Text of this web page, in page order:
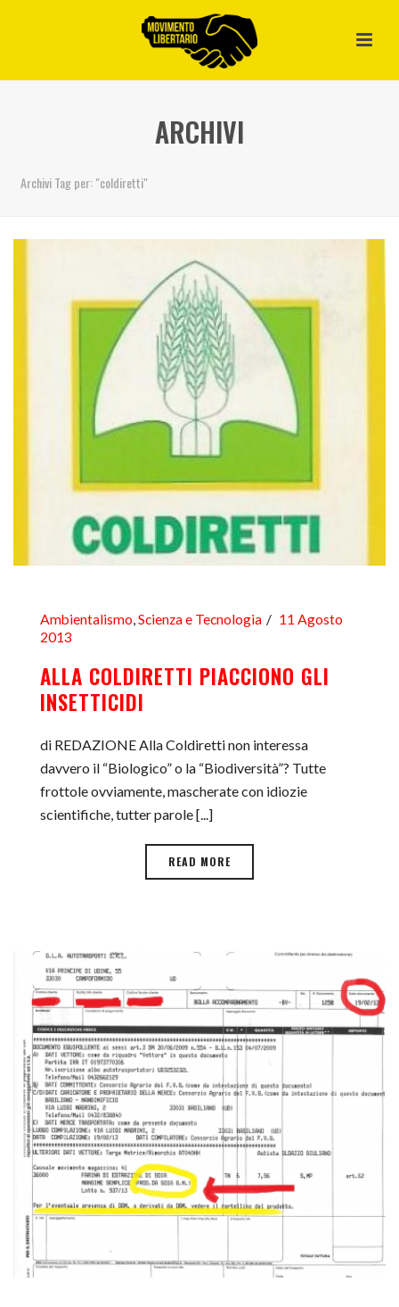
ARCHIVI
Archivi Tag per: "coldiretti"
Ambientalismo,Scienza e Tecnologia
11 Agosto
2013
ALLA COLDIRETTI PIACCIONO GLI
INSETTICIDI
di REDAZIONE Alla Coldiretti non interessa
davvero il “Biologico” o la “Biodiversità”? Tutte
frottole ovviamente, mascherate con idiozie
scientifiche, tutter parole [...]
READ MORE